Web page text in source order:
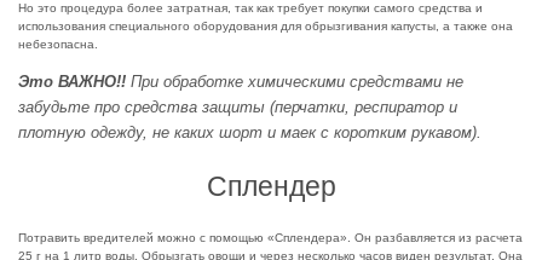
Но это процедура более затратная, так как требует покупки самого средства и
использования специального оборудования для обрызгивания капусты, а также она
небезопасна.
Это ВАЖНО!! При обработке химическими средствами не
забудьте про средства защиты (перчатки, респиратор и
плотную одежду, не каких шорт и маек с коротким рукавом).
Сплендер
Потравить вредителей можно с помощью «Сплендера». Он разбавляется из расчета
25 г на 1 литр воды. Обрызгать овощи и через несколько часов виден результат. Она